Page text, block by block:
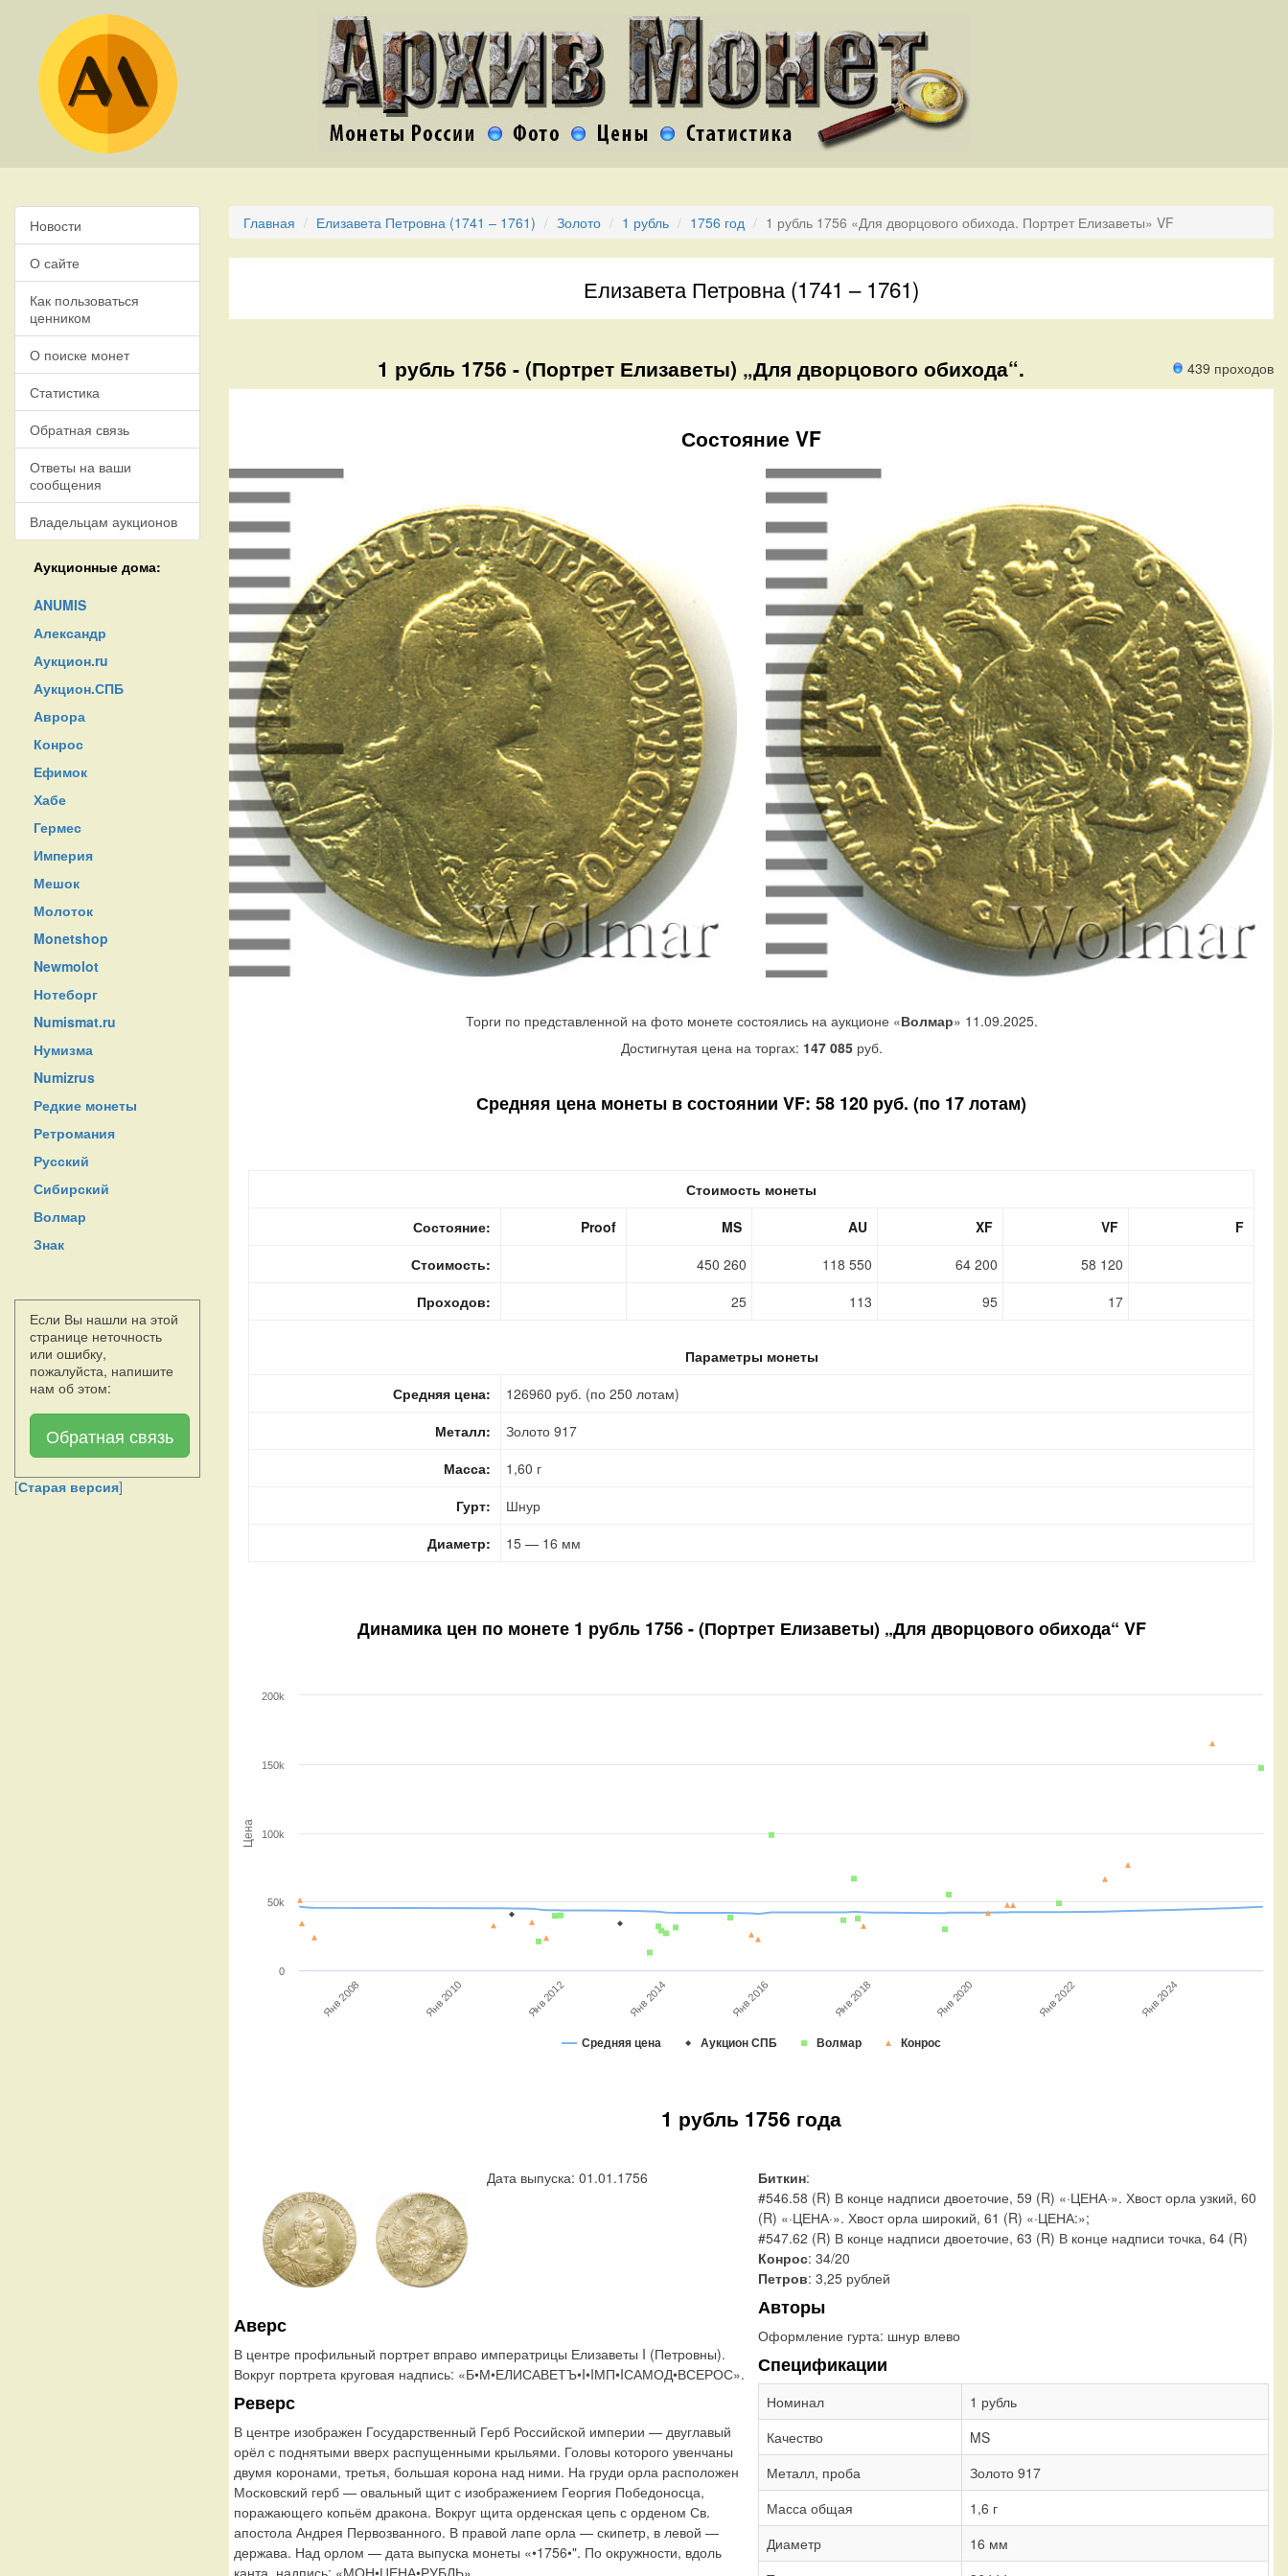
Новости
О сайте
Как пользоваться
ценником
О поиске монет
Статистика
Обратная связь
Ответы на ваши
сообщения
Владельцам аукционов
Аукционные дома:
ANUMIS
Александр
Аукцион.ru
Аукцион.СПБ
Аврора
Конрос
Ефимок
Хабе
Гермес
Империя
Мешок
Молоток
Monetshop
Newmolot
Нотеборг
Numismat.ru
Нумизма
Numizrus
Редкие монеты
Ретромания
Русский
Сибирский
Волмар
Знак
Если Вы нашли на этой
странице неточность
или ошибку,
пожалуйста, напишите
нам об этом:
Обратная связь
[Старая версия]
Главная Елизавета Петровна (1741 – 1761) Золото 1 рубль 1756 год 1 рубль 1756 «Для дворцового обихода. Портрет Елизаветы» VF
Елизавета Петровна (1741 – 1761)
439 проходов
1 рубль 1756 - (Портрет Елизаветы) „Для дворцового обихода“.
Состояние VF
Торги по представленной на фото монете состоялись на аукционе «Волмар» 11.09.2025.
Достигнутая цена на торгах: 147 085руб.
Средняя цена монеты в состоянии VF: 58 120 руб. (по 17 лотам)
Стоимость монеты
Состояние:
Proof MS AU XF VF
F
Стоимость:
450 260 118 550 64 200
58 120
Проходов:
25 113 95 17
Параметры монеты
Средняя цена:
126960 руб. (по 250 лотам)
Металл:
Золото 917
Масса:
1,60 г
Гурт:
Шнур
Диаметр:
15 — 16 мм
Динамика цен по монете 1 рубль 1756 - (Портрет Елизаветы) „Для дворцового обихода“ VF
Цена
Средняя цена Аукцион СПБ Волмар Конрос
Янв 2008 Янв 2010 Янв 2012 Янв 2014 Янв 2016 Янв 2018 Янв 2020 Янв 2022 Янв 2024
0
50k
100k
150k
200k
1 рубль 1756 года
Дата выпуска: 01.01.1756
Аверс
В центре профильный портрет вправо императрицы Елизаветы I (Петровны).
Вокруг портрета круговая надпись: «Б•М•ЕЛИСАВЕТЪ•I•IМП•IСАМОД•ВСЕРОС».
Реверс
В центре изображен Государственный Герб Российской империи — двуглавый
орёл с поднятыми вверх распущенными крыльями. Головы которого увенчаны
двумя коронами, третья, большая корона над ними. На груди орла расположен
Московский герб — овальный щит с изображением Георгия Победоносца,
поражающего копьём дракона. Вокруг щита орденская цепь с орденом Св.
апостола Андрея Первозванного. В правой лапе орла — скипетр, в левой —
держава. Над орлом — дата выпуска монеты «•1756•". По окружности, вдоль
канта, надпись: «МОН•ЦЕНА•РУБЛЬ».
Биткин:
#546.58 (R) В конце надписи двоеточие, 59 (R) «·ЦЕНА·». Хвост орла узкий, 60
(R) «·ЦЕНА·». Хвост орла широкий, 61 (R) «·ЦЕНА:»;
#547.62 (R) В конце надписи двоеточие, 63 (R) В конце надписи точка, 64 (R)
Конрос: 34/20
Петров: 3,25 рублей
Авторы
Оформление гурта: шнур влево
Спецификации
Номинал
1 рубль
Качество
MS
Металл, проба
Золото 917
Масса общая
1,6 г
Диаметр
16 мм